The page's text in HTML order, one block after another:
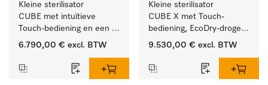
Kleine sterilisator
CUBE met intuïtieve
Touch-bediening en een
instrumentcapaciteit van
6.790,00 € excl. BTW
Kleine sterilisator
CUBE X met Touch-
bediening, EcoDry-drogen
en instrumentcapaciteit
9.530,00 € excl. BTW